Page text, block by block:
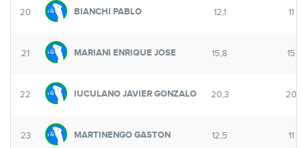
20 BIANCHI PABLO 12,1 11
21 MARIANI ENRIQUE JOSE 15,8 15
22 IUCULANO JAVIER GONZALO 20,3 20
23 MARTINENGO GASTON 12,5 11